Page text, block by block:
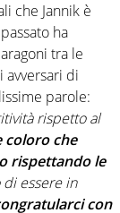
che Jannik è
ha
tra le
avversari di
parole:
rispetto al
coloro che
rispettando le
essere in
con